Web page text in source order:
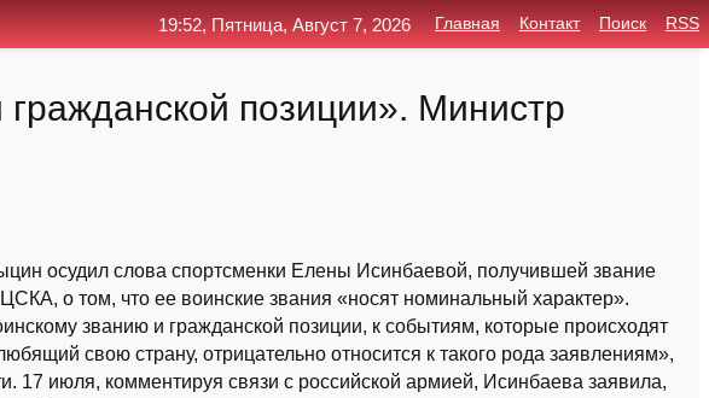
позиции». Министр
осудил слова спортсменки Елены Исинбаевой, получившей звание
о том, что ее воинские звания «носят номинальный характер».
званию и гражданской позиции, к событиям, которые происходят
свою страну, отрицательно относится к такого рода заявлениям»,
июля, комментируя связи с российской армией, Исинбаева заявила,
19:52, Пятница, Август 7, 2026 Главная Контакт Поиск RSS